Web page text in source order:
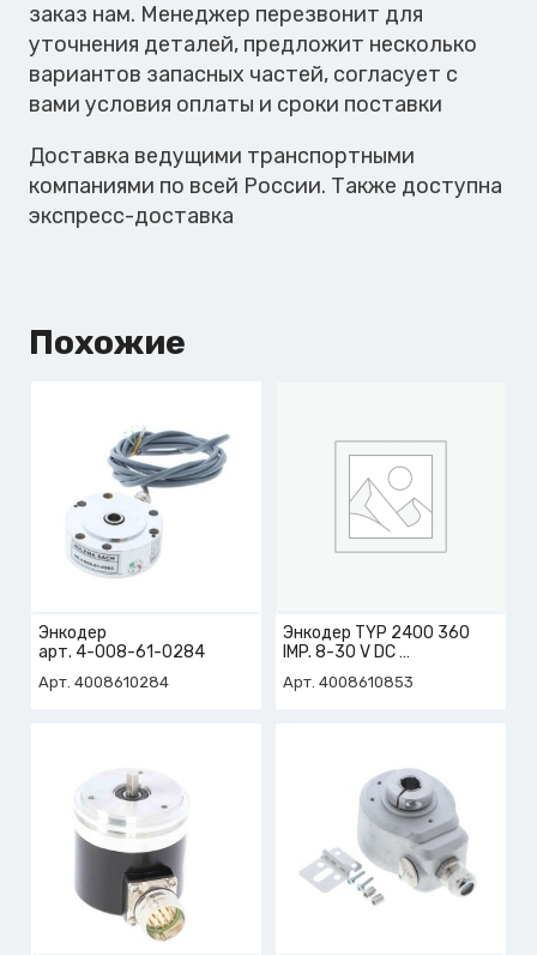
заказ нам. Менеджер перезвонит для
уточнения деталей, предложит несколько
вариантов запасных частей, согласует с
вами условия оплаты и сроки поставки
Доставка ведущими транспортными
компаниями по всей России. Также доступна
экспресс-доставка
Похожие
Энкодер
арт. 4-008-61-0284
Арт. 4008610284
Энкодер TYP 2400 360
IMP. 8-30 V DC
Арт. 4008610853